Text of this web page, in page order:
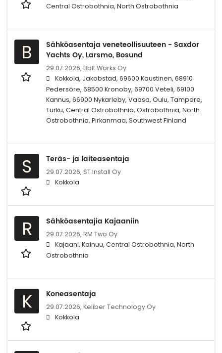
Central Ostrobothnia, North Ostrobothnia
B
Sähköasentaja veneteollisuuteen - Saxdor
Yachts Oy, Larsmo, Bosund
29.07.2026, Bolt.Works Oy
Kokkola, Jakobstad, 69600 Kaustinen, 68910
Pedersöre, 68500 Kronoby, 69700 Veteli, 69100
Kannus, 66900 Nykarleby, Vaasa, Oulu, Tampere,
Turku, Central Ostrobothnia, Ostrobothnia, North
Ostrobothnia, Pirkanmaa, Southwest Finland
S Teräs- ja laiteasentaja
29.07.2026, ST Install Oy
Kokkola
R Sähköasentajia Kajaaniin
29.07.2026, RM Two Oy
Kajaani, Kainuu, Central Ostrobothnia, North
Ostrobothnia
K Koneasentaja
29.07.2026, Keliber Technology Oy
Kokkola